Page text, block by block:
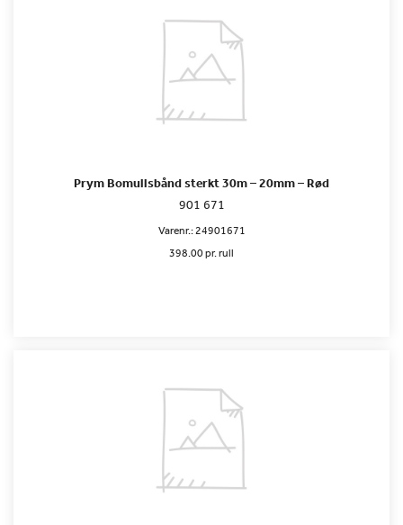
Prym Bomullsbånd sterkt 30m – 20mm – Rød
901 671
Varenr.:24901671
398.00 pr. rull